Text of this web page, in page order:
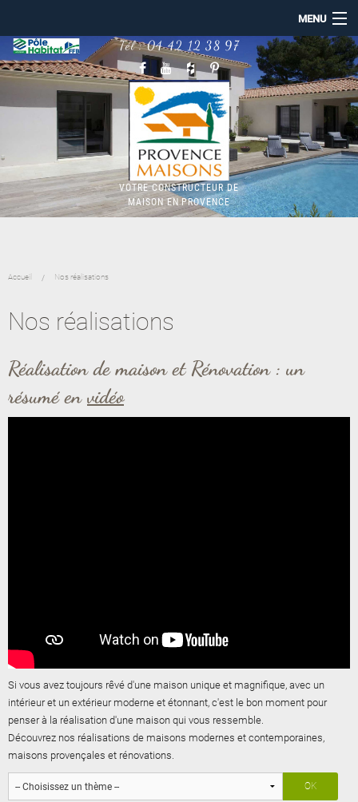
VOTRE CONSTRUCTEUR DE
MAISON EN PROVENCE
Tél :04 42 12 38 97
MENU
ACCUEIL
PROVENCE MAISONS
NOS RÉALISATIONS
CONSTRUCTION MAISON
MAISON BBC RE2020
NOTRE ACTUALITÉ
Accueil Nos réalisations
Nos réalisations
Réalisation de maison et Rénovation : un
résumé en vidéo
Si vous avez toujours rêvé d'une maison unique et magnifique, avec un
intérieur et un extérieur moderne et étonnant, c'est le bon moment pour
penser à la réalisation d'une maison qui vous ressemble.
Découvrez nos réalisations de maisons modernes et contemporaines,
maisons provençales et rénovations.